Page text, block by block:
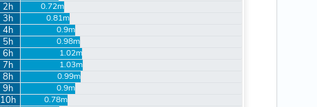
2h 0.72m
3h 0.81m
4h 0.9m
5h 0.98m
6h 1.02m
7h 1.03m
8h 0.99m
9h 0.9m
10h 0.78m